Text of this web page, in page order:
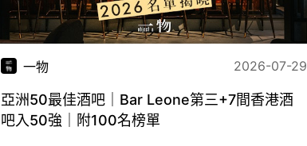
一物 2026-07-29
亞洲50最佳酒吧｜Bar Leone第三+7間香港酒
吧入50強｜附100名榜單